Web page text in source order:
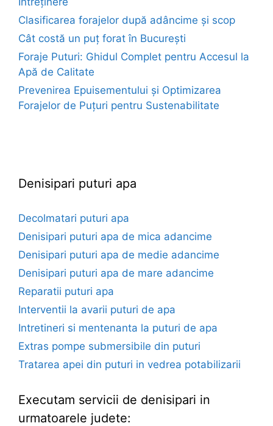
Clasificarea forajelor după adâncime și scop
Cât costă un puț forat în București
Foraje Puturi: Ghidul Complet pentru Accesul la
Apă de Calitate
Prevenirea Epuisementului și Optimizarea
Forajelor de Puțuri pentru Sustenabilitate
Denisipari puturi apa
Decolmatari puturi apa
Denisipari puturi apa de mica adancime
Denisipari puturi apa de medie adancime
Denisipari puturi apa de mare adancime
Reparatii puturi apa
Interventii la avarii puturi de apa
Intretineri si mentenanta la puturi de apa
Extras pompe submersibile din puturi
Tratarea apei din puturi in vedrea potabilizarii
Executam servicii de denisipari in
urmatoarele judete: